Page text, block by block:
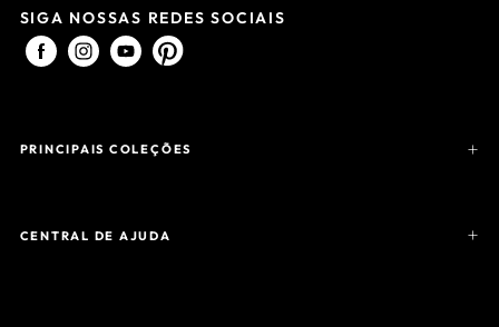
SIGA NOSSAS REDES SOCIAIS
PRINCIPAIS COLEÇÕES
CENTRAL DE AJUDA